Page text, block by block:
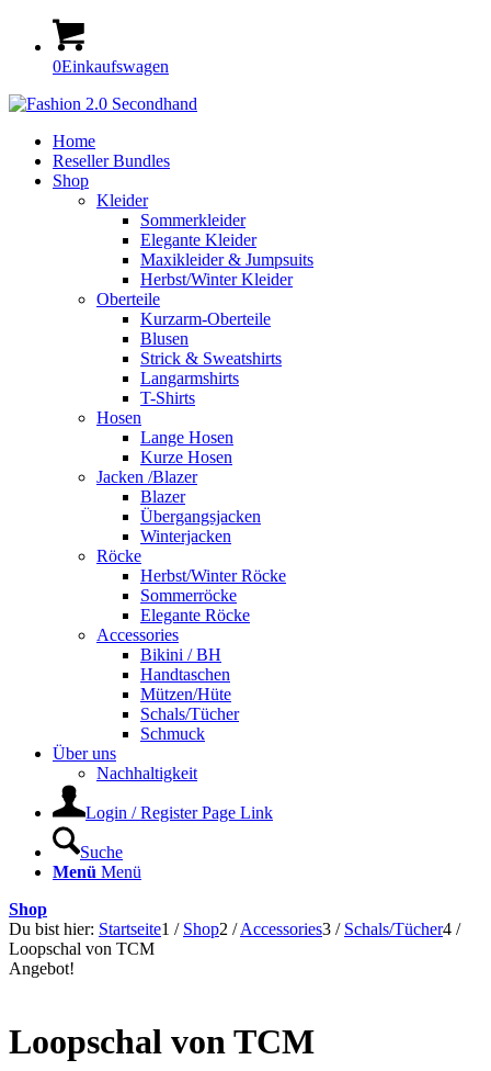
0Einkaufswagen
Home
Reseller Bundles
Shop
Kleider
Sommerkleider
Elegante Kleider
Maxikleider & Jumpsuits
Herbst/Winter Kleider
Oberteile
Kurzarm-Oberteile
Blusen
Strick & Sweatshirts
Langarmshirts
T-Shirts
Hosen
Lange Hosen
Kurze Hosen
Jacken /Blazer
Blazer
Übergangsjacken
Winterjacken
Röcke
Herbst/Winter Röcke
Sommerröcke
Elegante Röcke
Accessories
Bikini / BH
Handtaschen
Mützen/Hüte
Schals/Tücher
Schmuck
Über uns
Nachhaltigkeit
Login / Register Page Link
Suche
Menü Menü
Shop
Du bist hier: Startseite1 / Shop2 / Accessories3 / Schals/Tücher4 /
Loopschal von TCM
Angebot!
Loopschal von TCM